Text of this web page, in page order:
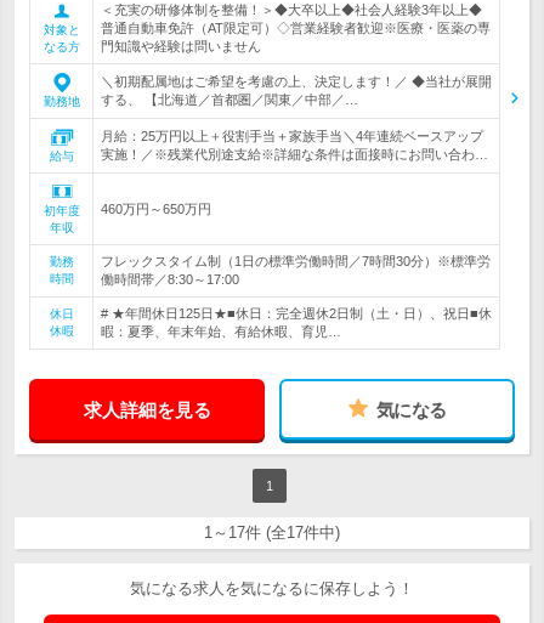
対象と
なる方
＜充実の研修体制を整備！＞◆大卒以上◆社会人経験3年以上◆
普通自動車免許（AT限定可）◇営業経験者歓迎※医療・医薬の専
門知識や経験は問いません
勤務地
＼初期配属地はご希望を考慮の上、決定します！／ ◆当社が展開
する、 【北海道／首都圏／関東／中部／…
給与
月給：25万円以上＋役割手当＋家族手当＼4年連続ベースアップ
実施！／※残業代別途支給※詳細な条件は面接時にお問い合わ…
初年度
年収
460万円～650万円
勤務
時間
フレックスタイム制（1日の標準労働時間／7時間30分）※標準労
働時間帯／8:30～17:00
休日
休暇
# ★年間休日125日★■休日：完全週休2日制（土・日）、祝日■休
暇：夏季、年末年始、有給休暇、育児…
求人詳細を見る 気になる
1
1～17件 (全17件中)
気になる求人を気になるに保存しよう！